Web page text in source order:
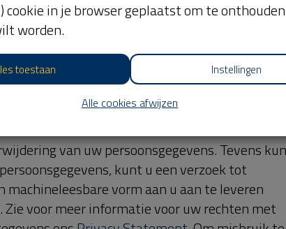
en wilt u uw cookie instellingen wijzigen?
om uw cookie-instellingen voor deze website
cookies vinden:
taal en vertaald in de Engelse en Franse taal.
versie van dit Cookie Statement en de
versie. Alle in dit Cookie Statement
cookie in je browser geplaatst om te
worden.
toestaan Instellingen
Alle cookies afwijzen